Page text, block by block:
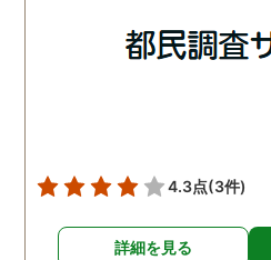
拠を手に入れることができ
4.3点(3件)
詳細を見る